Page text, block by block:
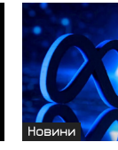
Новини